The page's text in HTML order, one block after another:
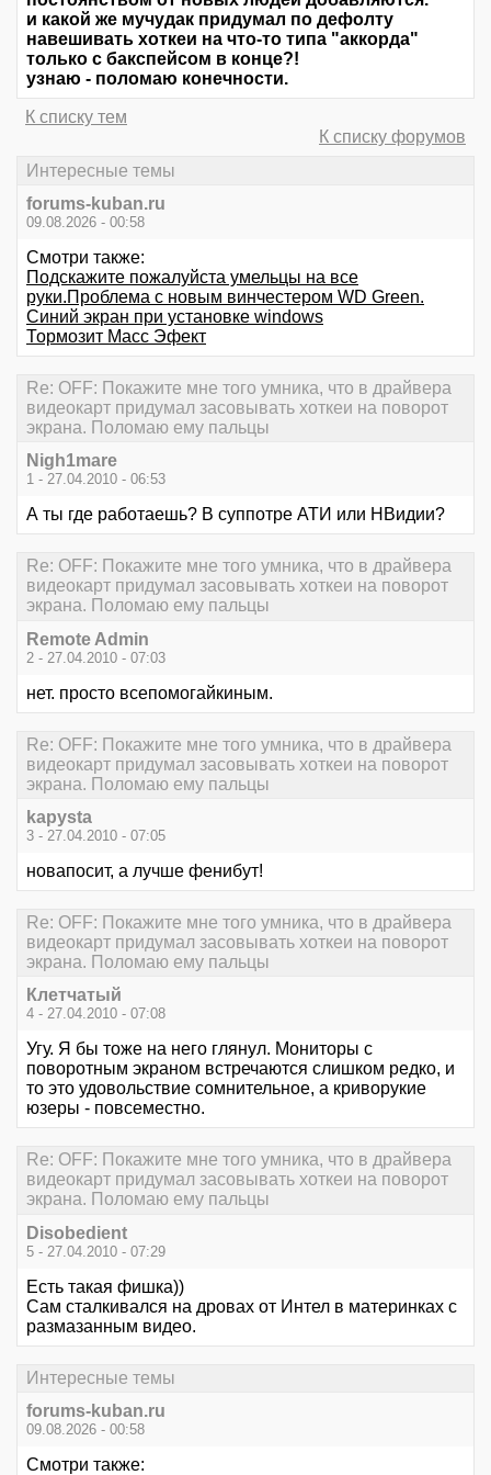
и какой же мучудак придумал по дефолту
навешивать хоткеи на что-то типа "аккорда"
только с бакспейсом в конце?!
узнаю - поломаю конечности.
К списку тем
К списку форумов
Интересные темы
forums-kuban.ru
09.08.2026 - 00:58
Смотри также:
Подскажите пожалуйста умельцы на все
руки.Проблема с новым винчестером WD Green.
Синий экран при установке windows
Тормозит Масс Эфект
Re: OFF: Покажите мне того умника, что в драйвера
видеокарт придумал засовывать хоткеи на поворот
экрана. Поломаю ему пальцы
Nigh1mare
1 - 27.04.2010 - 06:53
А ты где работаешь? В суппотре АТИ или НВидии?
Re: OFF: Покажите мне того умника, что в драйвера
видеокарт придумал засовывать хоткеи на поворот
экрана. Поломаю ему пальцы
Remote Admin
2 - 27.04.2010 - 07:03
нет. просто всепомогайкиным.
Re: OFF: Покажите мне того умника, что в драйвера
видеокарт придумал засовывать хоткеи на поворот
экрана. Поломаю ему пальцы
kapysta
3 - 27.04.2010 - 07:05
новапосит, а лучше фенибут!
Re: OFF: Покажите мне того умника, что в драйвера
видеокарт придумал засовывать хоткеи на поворот
экрана. Поломаю ему пальцы
Клетчатый
4 - 27.04.2010 - 07:08
Угу. Я бы тоже на него глянул. Мониторы с
поворотным экраном встречаются слишком редко, и
то это удовольствие сомнительное, а криворукие
юзеры - повсеместно.
Re: OFF: Покажите мне того умника, что в драйвера
видеокарт придумал засовывать хоткеи на поворот
экрана. Поломаю ему пальцы
Disobedient
5 - 27.04.2010 - 07:29
Есть такая фишка))
Сам сталкивался на дровах от Интел в материнках с
размазанным видео.
Интересные темы
forums-kuban.ru
09.08.2026 - 00:58
Смотри также: